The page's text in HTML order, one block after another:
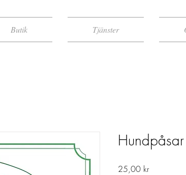
Butik Tjänster
25,00 krPris